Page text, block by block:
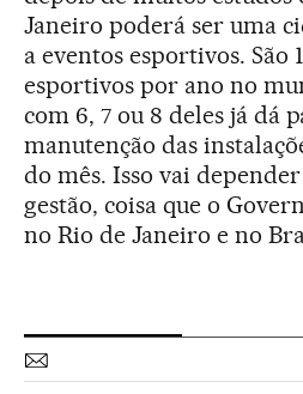
Janeiro poderá ser uma
a eventos esportivos. São
esportivos por ano no
com 6, 7 ou 8 deles já dá
manutenção das
do mês. Isso vai
gestão, coisa que o
no Rio de Janeiro e no